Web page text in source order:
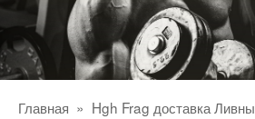
Главная » Hgh Frag доставка Ливны